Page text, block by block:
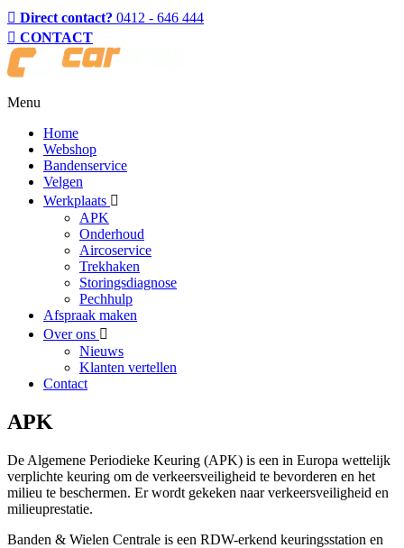
Direct contact? 0412 - 646 444
CONTACT
Menu
Home
Webshop
Bandenservice
Velgen
Werkplaats
APK
Onderhoud
Aircoservice
Trekhaken
Storingsdiagnose
Pechhulp
Afspraak maken
Over ons
Nieuws
Klanten vertellen
Contact
APK
De Algemene Periodieke Keuring (APK) is een in Europa wettelijk
verplichte keuring om de verkeersveiligheid te bevorderen en het
milieu te beschermen. Er wordt gekeken naar verkeersveiligheid en
milieuprestatie.
Banden & Wielen Centrale is een RDW-erkend keuringsstation en